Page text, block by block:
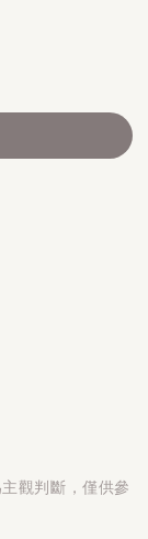
觀判斷，僅供參